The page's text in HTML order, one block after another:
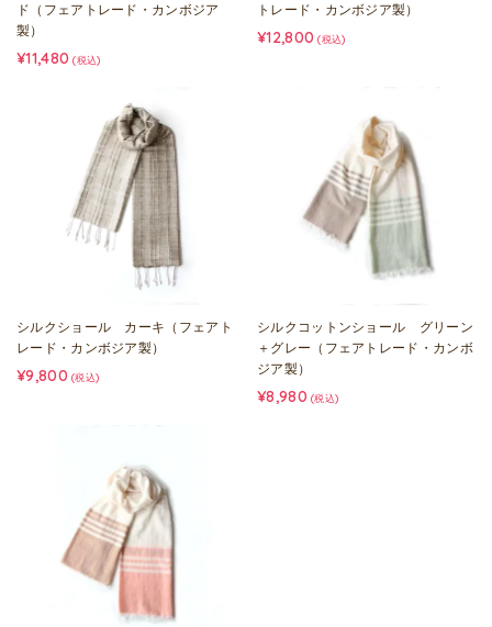
ド（フェアトレード・カンボジア
製）
¥11,480 (税込)
トレード・カンボジア製）
¥12,800 (税込)
シルクショール カーキ（フェアト
レード・カンボジア製）
¥9,800 (税込)
シルクコットンショール グリーン
＋グレー（フェアトレード・カンボ
ジア製）
¥8,980 (税込)